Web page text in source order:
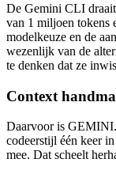
De Gemini CLI
van 1 miljoen tokens
modelkeuze en de
wezenlijk van de
te denken dat ze
Context
Daarvoor is
codeerstijl één keer
mee. Dat scheelt